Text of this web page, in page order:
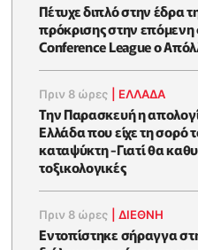
Πέτυχε διπλό στην έδρα
πρόκρισης στην
Conference League ο
Πριν 8 ώρες ΕΛΛΑΔΑ
Την Παρασκευή η
Ελλάδα που είχε τη σορό
καταψύκτη -Γιατί θα
τοξικολογικές
Πριν 8 ώρες |ΔΙΕΘΝΗ
Εντοπίστηκε σήραγγα